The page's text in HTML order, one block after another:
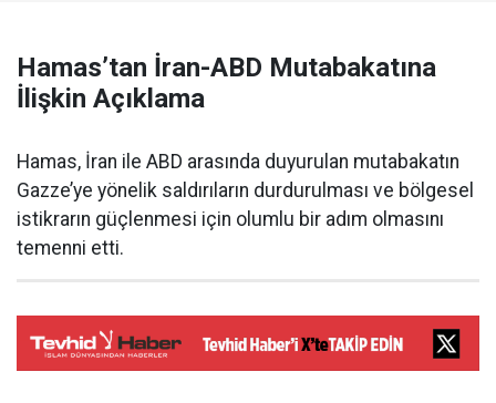
Hamas’tan İran-ABD Mutabakatına
İlişkin Açıklama
Hamas, İran ile ABD arasında duyurulan mutabakatın
Gazze’ye yönelik saldırıların durdurulması ve bölgesel
istikrarın güçlenmesi için olumlu bir adım olmasını
temenni etti.